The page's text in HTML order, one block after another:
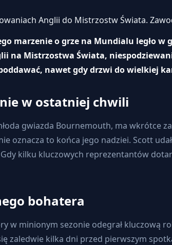
Anglii do Mistrzostw Świata.
marzenie o grze na Mundialu legło
na Mistrzostwa Świata,
nawet gdy drzwi do wielkiej
w ostatniej chwili
gwiazda Bournemouth, ma wkrótce
oznacza to końca jego nadziei. Scott
kilku kluczowych reprezentantów
bohatera
w minionym sezonie odegrał
zaledwie kilka dni przed pierwszym